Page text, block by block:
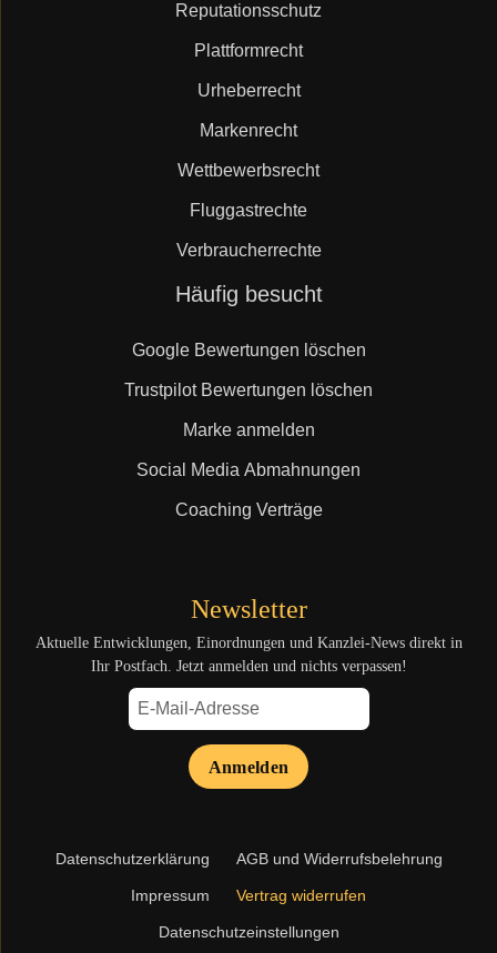
Reputationsschutz
Plattformrecht
Urheberrecht
Markenrecht
Wettbewerbsrecht
Fluggastrechte
Verbraucherrechte
Häufig besucht
Google Bewertungen löschen
Trustpilot Bewertungen löschen
Marke anmelden
Social Media Abmahnungen
Coaching Verträge
Newsletter
Aktuelle Entwicklungen, Einordnungen und Kanzlei-News direkt in
Ihr Postfach. Jetzt anmelden und nichts verpassen!
Anmelden
Navigation
Datenschutzerklärung AGB und Widerrufsbelehrung
Impressum Vertrag widerrufen
Datenschutzeinstellungen